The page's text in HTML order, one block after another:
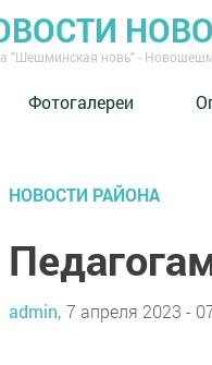
"Шешминская новь" -
Фотогалереи
НОВОСТИ РАЙОНА
admin, 7 апреля 2023 -